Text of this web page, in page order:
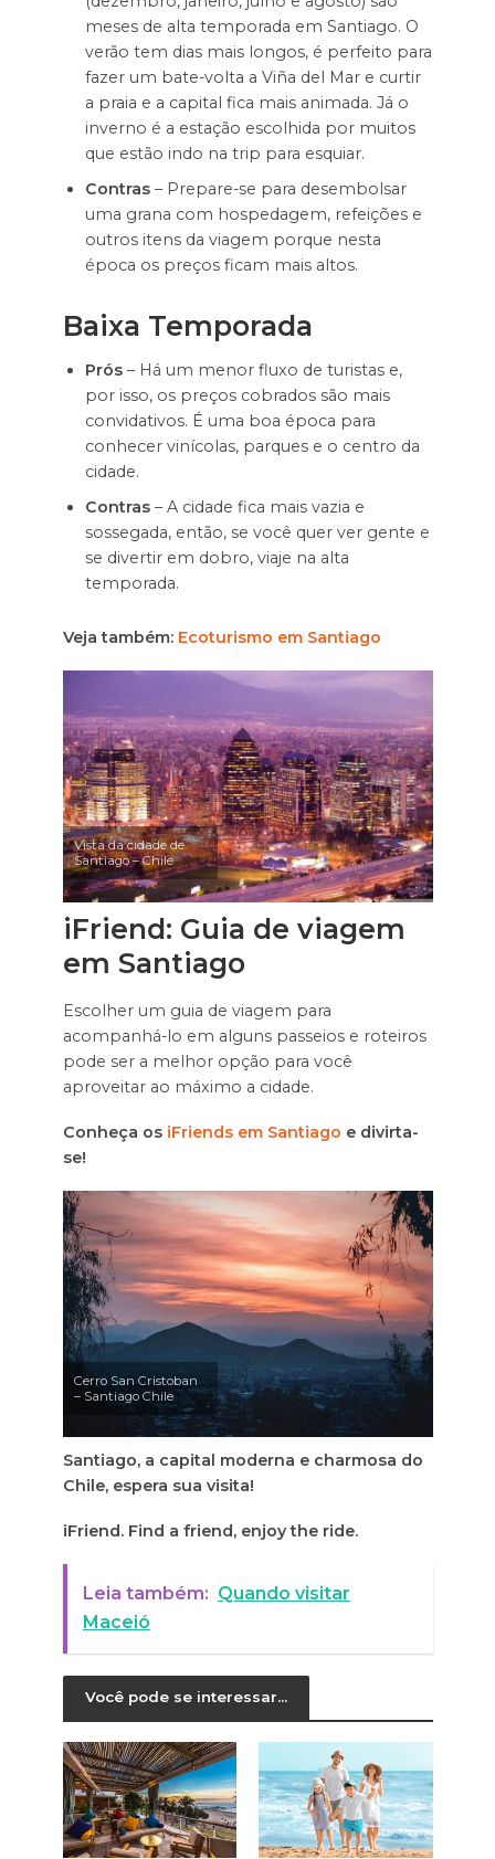
meses de alta temporada em Santiago. O
verão tem dias mais longos, é perfeito para
fazer um bate-volta a Viña del Mar e curtir
a praia e a capital fica mais animada. Já o
inverno é a estação escolhida por muitos
que estão indo na trip para esquiar.
Contras – Prepare-se para desembolsar
uma grana com hospedagem, refeições e
outros itens da viagem porque nesta
época os preços ficam mais altos.
Baixa Temporada
Prós – Há um menor fluxo de turistas e,
por isso, os preços cobrados são mais
convidativos. É uma boa época para
conhecer vinícolas, parques e o centro da
cidade.
Contras – A cidade fica mais vazia e
sossegada, então, se você quer ver gente e
se divertir em dobro, viaje na alta
temporada.
Veja também:Ecoturismo em Santiago
Vista da cidade de
Santiago – Chile
iFriend: Guia de viagem
em Santiago
Escolher um guia de viagem para
acompanhá-lo em alguns passeios e roteiros
pode ser a melhor opção para você
aproveitar ao máximo a cidade.
Conheça osiFriends em Santiago e divirta-
se!
Cerro San Cristoban
– Santiago Chile
Santiago, a capital moderna e charmosa do
Chile, espera sua visita!
iFriend. Find a friend, enjoy the ride.
Leia também: Quando visitar
Maceió
Você pode se interessar...